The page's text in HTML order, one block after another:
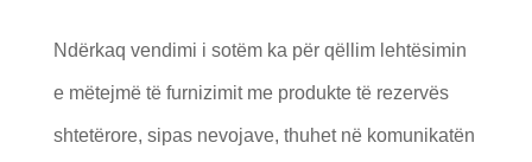
Ndërkaq vendimi i sotëm ka për qëllim lehtësimin
e mëtejmë të furnizimit me produkte të rezervës
shtetërore, sipas nevojave, thuhet në komunikatën